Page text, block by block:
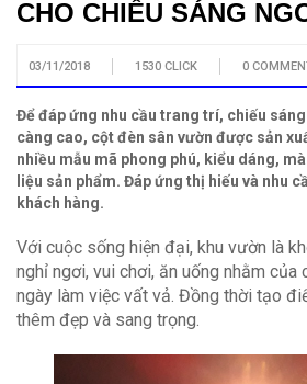
CHO CHIẾU SÁNG
03/11/2018 1530 CLICK 0
Để đáp ứng nhu cầu trang trí, chiếu
càng cao, cột đèn sân vườn được sản
nhiều mẫu mã phong phú, kiểu dáng,
liệu sản phẩm. Đáp ứng thị hiếu và nhu
khách hàng.
Với cuộc sống hiện đại, khu vườn là
nghỉ ngơi, vui chơi, ăn uống nhằm của
ngày làm việc vất vả. Đồng thời tạo
thêm đẹp và sang trọng.